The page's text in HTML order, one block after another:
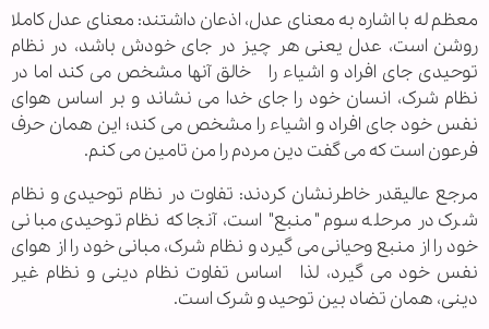
معظم له با اشاره به معنای عدل، اذعان داشتند: معنای عدل کاملا
روشن است، عدل یعنی هر چیز در جای خودش باشد، در نظام
توحیدی جای افراد و اشیاء را خالق آنها مشخص می کند اما در
نظام شرک، انسان خود را جای خدا می نشاند و بر اساس هوای
نفس خود جای افراد و اشیاء را مشخص می کند؛ این همان حرف
فرعون است که می گفت دین مردم را من تامین می کنم.
مرجع عالیقدر خاطرنشان کردند: تفاوت در نظام توحیدی و نظام
شرک در مرحله سوم "منبع" است، آنجا که نظام توحیدی مبانی
خود را از منبع وحیانی می گیرد و نظام شرک، مبانی خود را از هوای
نفس خود می گیرد، لذا اساس تفاوت نظام دینی و نظام غیر
دینی، همان تضاد بین توحید و شرک است.